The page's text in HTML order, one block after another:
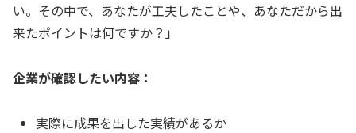
い。その中で、あなたが工夫したことや、あなただから出
来たポイントは何ですか？」
企業が確認したい内容：
実際に成果を出した実績があるか